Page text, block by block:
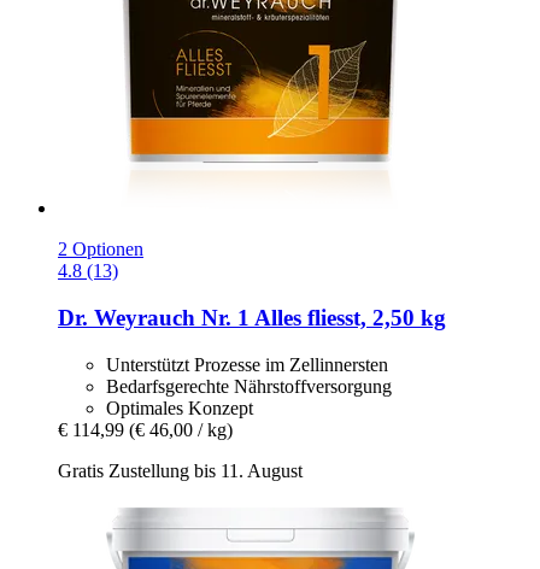
2 Optionen
4.8 (13)
Dr. Weyrauch Nr. 1 Alles fliesst, 2,50 kg
Unterstützt Prozesse im Zellinnersten
Bedarfsgerechte Nährstoffversorgung
Optimales Konzept
€ 114,99 (€ 46,00 / kg)
Gratis Zustellung bis 11. August